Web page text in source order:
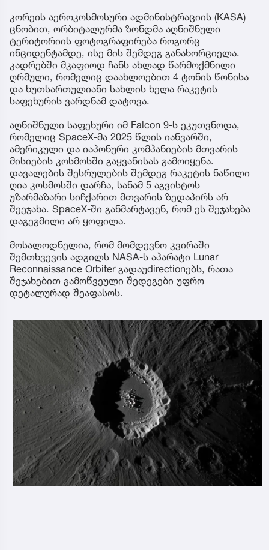
კორეის აეროკოსმოსური ადმინისტრაციის (KASA)
ცნობით, ორბიტალურმა ზონდმა აღნიშნული
ტერიტორიის ფოტოგრაფირება როგორც
ინციდენტამდე, ისე მის შემდეგ განახორციელა.
კადრებში მკაფიოდ ჩანს ახლად წარმოქმნილი
ღრმული, რომელიც დაახლოებით 4 ტონის წონისა
და ხუთსართულიანი სახლის ხელა რაკეტის
საფეხურის ვარდნამ დატოვა.
აღნიშნული საფეხური იმ Falcon 9-ს ეკუთვნოდა,
რომელიც SpaceX-მა 2025 წლის იანვარში,
ამერიკული და იაპონური კომპანიების მთვარის
მისიების კოსმოსში გაყვანისას გამოიყენა.
დავალების შესრულების შემდეგ რაკეტის ნაწილი
ღია კოსმოსში დარჩა, სანამ 5 აგვისტოს
უზარმაზარი სიჩქარით მთვარის ზედაპირს არ
შეეჯახა. SpaceX-ში განმარტავენ, რომ ეს შეჯახება
დაგეგმილი არ ყოფილა.
მოსალოდნელია, რომ მომდევნო კვირაში
შემთხვევის ადგილს NASA-ს აპარატი Lunar
Reconnaissance Orbiter გადაუdirectionებს, რათა
შეჯახებით გამოწვეული შედეგები უფრო
დეტალურად შეაფასოს.